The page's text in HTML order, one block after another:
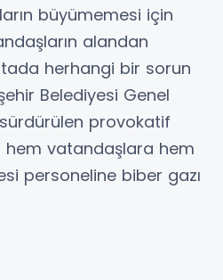
büyümemesi için
alandan
herhangi bir sorun
Belediyesi Genel
provokatif
hem vatandaşlara hem
personeline biber gazı